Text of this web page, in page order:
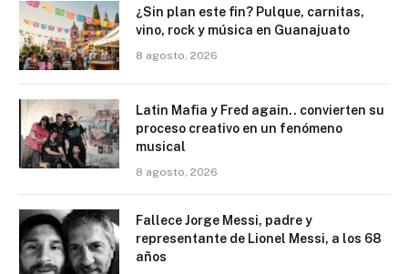
¿Sin plan este fin? Pulque, carnitas,
vino, rock y música en Guanajuato
8 agosto, 2026
Latin Mafia y Fred again.. convierten su
proceso creativo en un fenómeno
musical
8 agosto, 2026
Fallece Jorge Messi, padre y
representante de Lionel Messi, a los 68
años